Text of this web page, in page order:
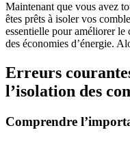
Maintenant que vous avez
êtes prêts à isoler vos
essentielle pour améliorer
des économies d’énergie.
Erreurs
l’isolation des
Comprendre